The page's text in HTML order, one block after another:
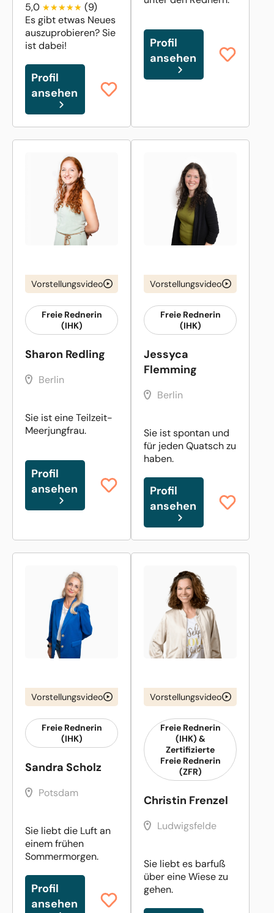
5,0
(9)
Es gibt etwas Neues
auszuprobieren? Sie
ist dabei!
Profil
ansehen
Profil
ansehen
Vorstellungsvideo
Freie Rednerin
(IHK)
Sharon Redling
Berlin
Sie ist eine Teilzeit-
Meerjungfrau.
Profil
ansehen
Vorstellungsvideo
Freie Rednerin
(IHK)
Jessyca
Flemming
Berlin
Sie ist spontan und
für jeden Quatsch zu
haben.
Profil
ansehen
Vorstellungsvideo
Freie Rednerin
(IHK)
Sandra Scholz
Potsdam
Sie liebt die Luft an
einem frühen
Sommermorgen.
Profil
ansehen
Vorstellungsvideo
Freie Rednerin
(IHK) &
Zertifizierte
Freie Rednerin
(ZFR)
Christin Frenzel
Ludwigsfelde
Sie liebt es barfuß
über eine Wiese zu
gehen.